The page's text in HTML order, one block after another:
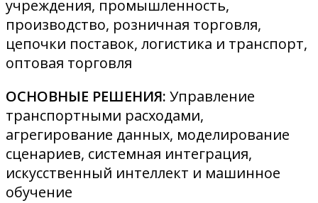
учреждения, промышленность,
производство, розничная торговля,
цепочки поставок, логистика и транспорт,
оптовая торговля
ОСНОВНЫЕ РЕШЕНИЯ: Управление
транспортными расходами,
агрегирование данных, моделирование
сценариев, системная интеграция,
искусственный интеллект и машинное
обучение